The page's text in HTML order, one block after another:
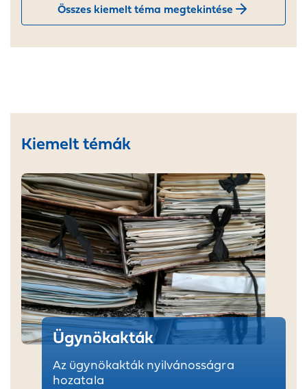
Összes kiemelt téma megtekintése
Kiemelt témák
Ügynökakták
Az ügynökakták nyilvánosságra
hozatala